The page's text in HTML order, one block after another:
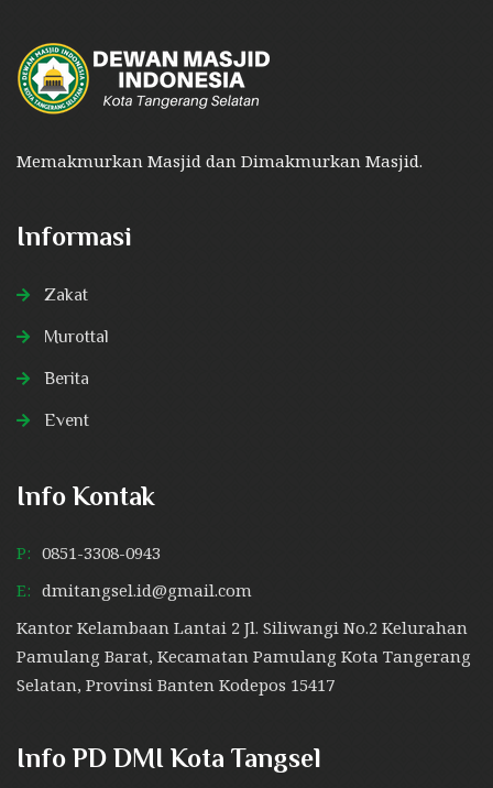
Memakmurkan Masjid dan Dimakmurkan Masjid.
Informasi
Zakat
Murottal
Berita
Event
Info Kontak
P: 0851-3308-0943
E: dmitangsel.id@gmail.com
Kantor Kelambaan Lantai 2 Jl. Siliwangi No.2 Kelurahan
Pamulang Barat, Kecamatan Pamulang Kota Tangerang
Selatan, Provinsi Banten Kodepos 15417
Info PD DMI Kota Tangsel